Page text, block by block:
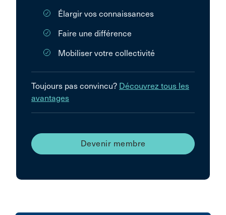
Élargir vos connaissances
Faire une différence
Mobiliser votre collectivité
Toujours pas convincu? Découvrez tous les
avantages
Devenir membre